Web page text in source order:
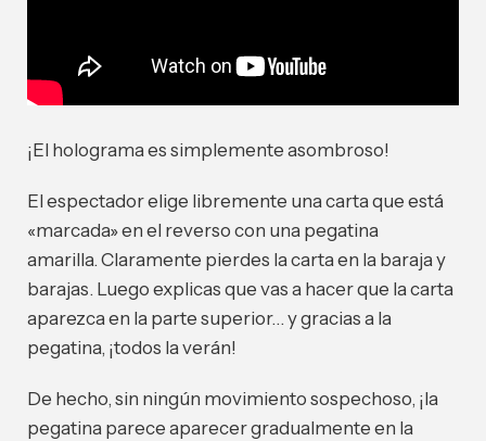
¡El holograma es simplemente asombroso!
El espectador elige libremente una carta que está
«marcada» en el reverso con una pegatina
amarilla. Claramente pierdes la carta en la baraja y
barajas. Luego explicas que vas a hacer que la carta
aparezca en la parte superior… y gracias a la
pegatina, ¡todos la verán!
De hecho, sin ningún movimiento sospechoso, ¡la
pegatina parece aparecer gradualmente en la